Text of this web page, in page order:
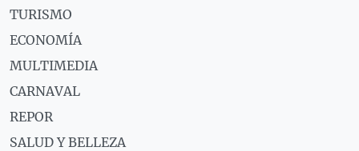
TURISMO
ECONOMÍA
MULTIMEDIA
CARNAVAL
REPOR
SALUD Y BELLEZA